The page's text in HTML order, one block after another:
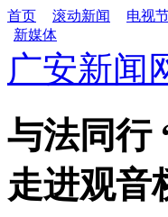
首页 滚动新闻 电视
新媒体
广安新闻
与法同行
走进观音